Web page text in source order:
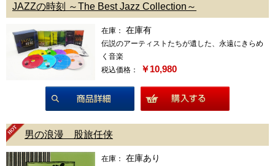
JAZZの時刻 ～The Best Jazz Collection～
在庫： 在庫有
伝説のアーティストたちが遺した、永遠にきらめ
く音楽
税込価格：
￥10,980
男の浪漫 股旅任侠
在庫： 在庫あり